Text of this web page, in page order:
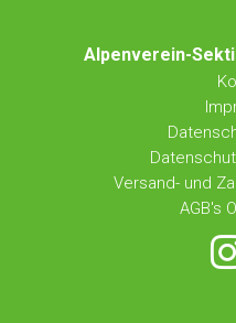
Alpenverein-
Versand- und
AGB's